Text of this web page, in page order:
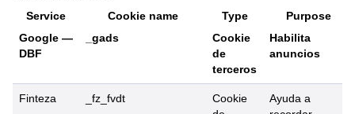
Service Cookie name Type
Purpose
Google —
DBF
_gads
Cookie
de
terceros
Habilita
anuncios
Finteza _fz_fvdt
Cookie
Ayuda a